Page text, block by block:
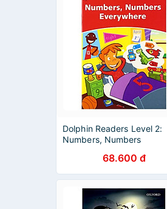
Dolphin Readers Level 2:
Numbers, Numbers
68.600 đ